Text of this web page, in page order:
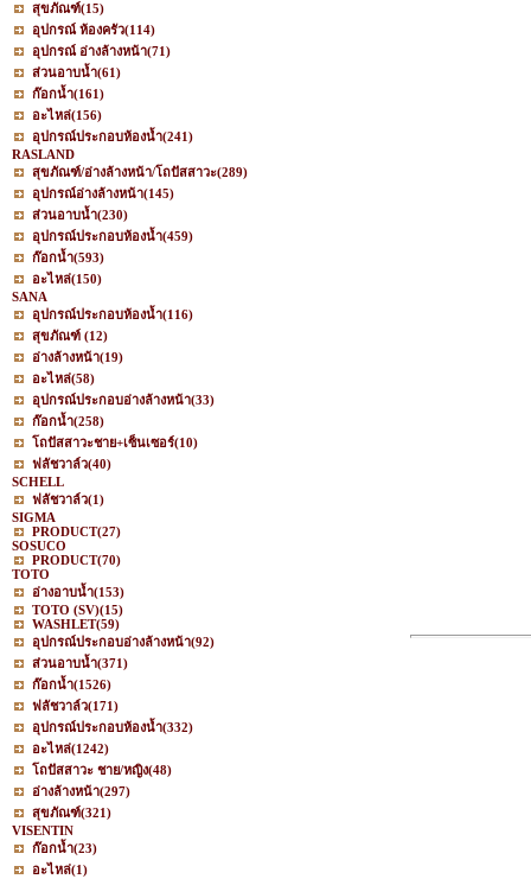
สุขภัณฑ์(15)
อุปกรณ์ ห้องครัว(114)
อุปกรณ์ อ่างล้างหน้า(71)
ส่วนอาบน้ำ(61)
ก๊อกน้ำ(161)
อะไหล่(156)
อุปกรณ์ประกอบห้องน้ำ(241)
RASLAND
สุขภัณฑ์/อ่างล้างหน้า/โถปัสสาวะ(289)
อุปกรณ์อ่างล้างหน้า(145)
ส่วนอาบน้ำ(230)
อุปกรณ์ประกอบห้องน้ำ(459)
ก๊อกน้ำ(593)
อะไหล่(150)
SANA
อุปกรณ์ประกอบห้องน้ำ(116)
สุขภัณฑ์ (12)
อ่างล้างหน้า(19)
อะไหล่(58)
อุปกรณ์ประกอบอ่างล้างหน้า(33)
ก๊อกน้ำ(258)
โถปัสสาวะชาย+เซ็นเซอร์(10)
ฟลัชวาล์ว(40)
SCHELL
ฟลัชวาล์ว(1)
SIGMA
PRODUCT(27)
SOSUCO
PRODUCT(70)
TOTO
อ่างอาบน้ำ(153)
TOTO (SV)(15)
WASHLET(59)
อุปกรณ์ประกอบอ่างล้างหน้า(92)
ส่วนอาบน้ำ(371)
ก๊อกน้ำ(1526)
ฟลัชวาล์ว(171)
อุปกรณ์ประกอบห้องน้ำ(332)
อะไหล่(1242)
โถปัสสาวะ ชาย/หญิง(48)
อ่างล้างหน้า(297)
สุขภัณฑ์(321)
VISENTIN
ก๊อกน้ำ(23)
อะไหล่(1)